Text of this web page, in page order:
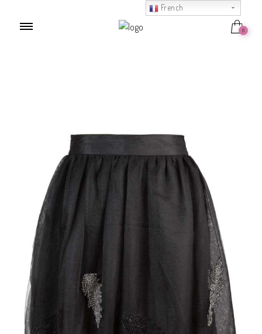
0
French